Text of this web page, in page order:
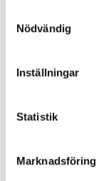
Nödvändig
Inställningar
Statistik
Marknadsföring